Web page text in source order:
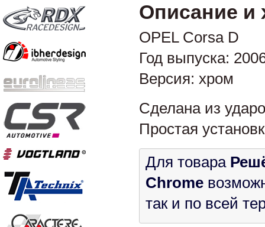
Описание и
OPEL Corsa D
Год выпуска:
Версия: хром
Сделана из
Простая
Для товара
Chrome
так и по всей